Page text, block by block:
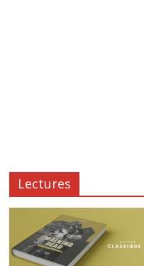
Lectures